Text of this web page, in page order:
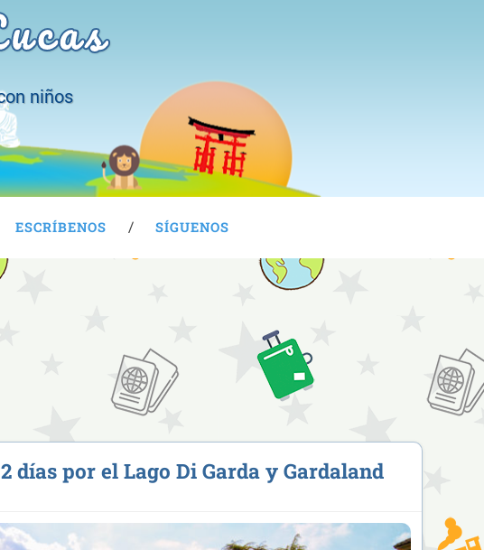
niños
ESCRÍBENOS SÍGUENOS
2 días por el Lago Di Garda y Gardaland